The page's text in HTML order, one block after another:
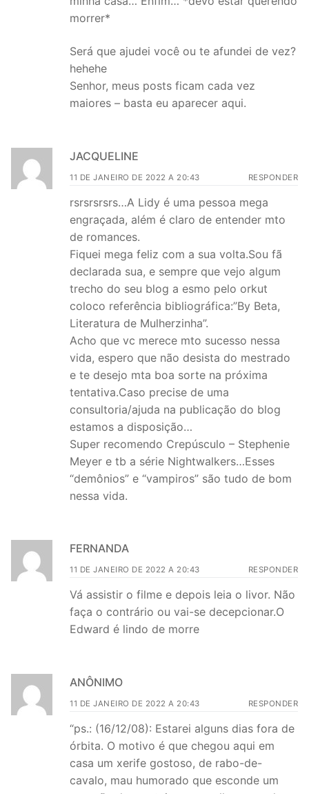
morrer*
Será que ajudei você ou te afundei de vez?
hehehe
Senhor, meus posts ficam cada vez
maiores – basta eu aparecer aqui.
JACQUELINE
11 DE JANEIRO DE 2022 A 20:43 RESPONDER
rsrsrsrsrs…A Lidy é uma pessoa mega
engraçada, além é claro de entender mto
de romances.
Fiquei mega feliz com a sua volta.Sou fã
declarada sua, e sempre que vejo algum
trecho do seu blog a esmo pelo orkut
coloco referência bibliográfica:”By Beta,
Literatura de Mulherzinha”.
Acho que vc merece mto sucesso nessa
vida, espero que não desista do mestrado
e te desejo mta boa sorte na próxima
tentativa.Caso precise de uma
consultoria/ajuda na publicação do blog
estamos a disposição…
Super recomendo Crepúsculo – Stephenie
Meyer e tb a série Nightwalkers…Esses
“demônios” e “vampiros” são tudo de bom
nessa vida.
FERNANDA
11 DE JANEIRO DE 2022 A 20:43 RESPONDER
Vá assistir o filme e depois leia o livor. Não
faça o contrário ou vai-se decepcionar.O
Edward é lindo de morre
ANÔNIMO
11 DE JANEIRO DE 2022 A 20:43 RESPONDER
“ps.: (16/12/08): Estarei alguns dias fora de
órbita. O motivo é que chegou aqui em
casa um xerife gostoso, de rabo-de-
cavalo, mau humorado que esconde um